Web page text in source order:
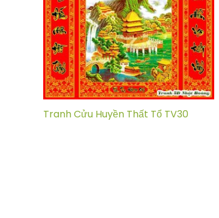
Tranh Cửu Huyền Thất Tổ TV30